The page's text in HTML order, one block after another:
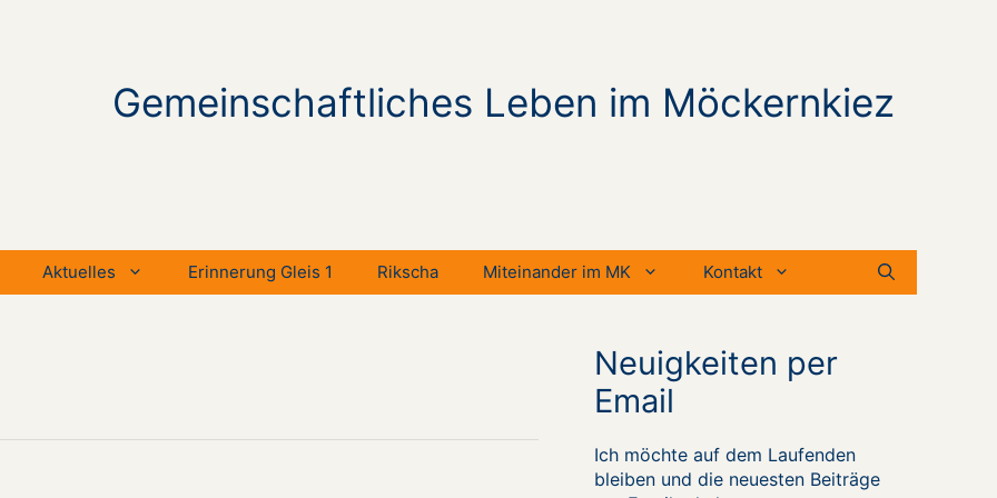
Gemeinschaftliches Leben im Möckernkiez
Aktuelles Erinnerung Gleis 1 Rikscha Miteinander im MK Kontakt
Neuigkeiten per
Email
Ich möchte auf dem Laufenden
bleiben und die neuesten Beiträge